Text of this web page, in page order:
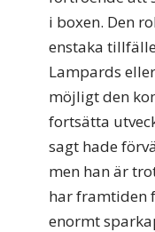
i boxen. Den
enstaka
Lampards
möjligt den
fortsätta
sagt hade
men han är
har framtiden
enormt